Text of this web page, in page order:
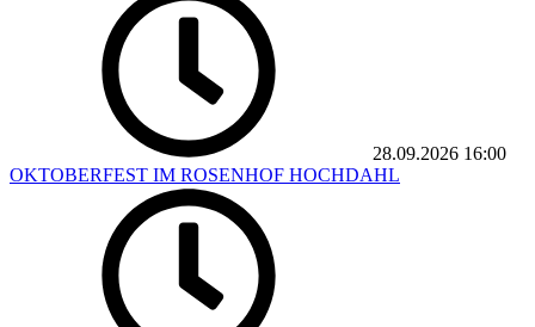
28.09.2026 16:00
OKTOBERFEST IM ROSENHOF HOCHDAHL